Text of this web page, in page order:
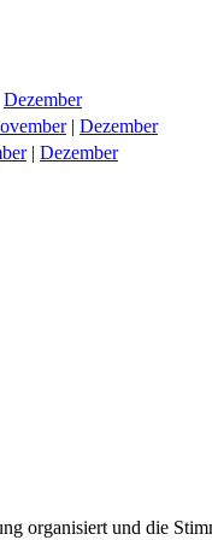
Dezember
| Dezember
| Dezember
organisiert und die